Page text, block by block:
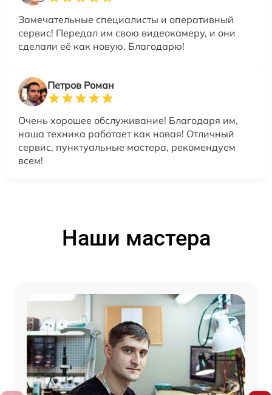
Замечательные специалисты и оперативный
сервис! Передал им свою видеокамеру, и они
сделали её как новую. Благодарю!
Петров Роман
Очень хорошее обслуживание! Благодаря им,
наша техника работает как новая! Отличный
сервис, пунктуальные мастера, рекомендуем
всем!
Наши мастера